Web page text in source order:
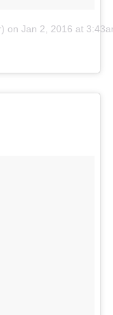
on Jan 2, 2016 at